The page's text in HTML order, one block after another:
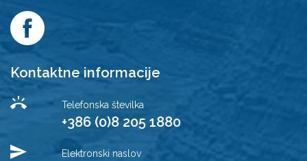
Kontaktne informacije
Telefonska številka
+386 (0)8 205 1880
Elektronski naslov